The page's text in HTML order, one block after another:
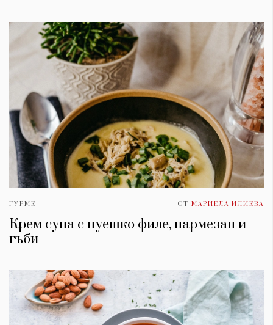
ГУРМЕ ОТ МАРИЕЛА ИЛИЕВА
Крем супа с пуешко филе, пармезан и
гъби